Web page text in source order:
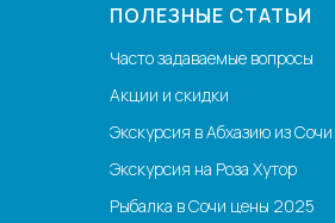
ПОЛЕЗНЫЕ СТАТЬИ
Часто задаваемые вопросы
Акции и скидки
Экскурсия в Абхазию из
Экскурсия на Роза Хутор
Рыбалка в Сочи цены 2025